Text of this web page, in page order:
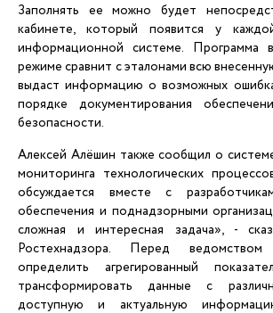
Заполнять ее можно будет
кабинете, который появится у
информационной системе. Программа
режиме сравнит с эталонами всю
выдаст информацию о возможных
порядке документирования
безопасности.
Алексей Алёшин также сообщил о
мониторинга технологических
обсуждается вместе с
обеспечения и поднадзорными
сложная и интересная задача», -
Ростехнадзора. Перед
определить агрегированный
трансформировать данные с
доступную и актуальную